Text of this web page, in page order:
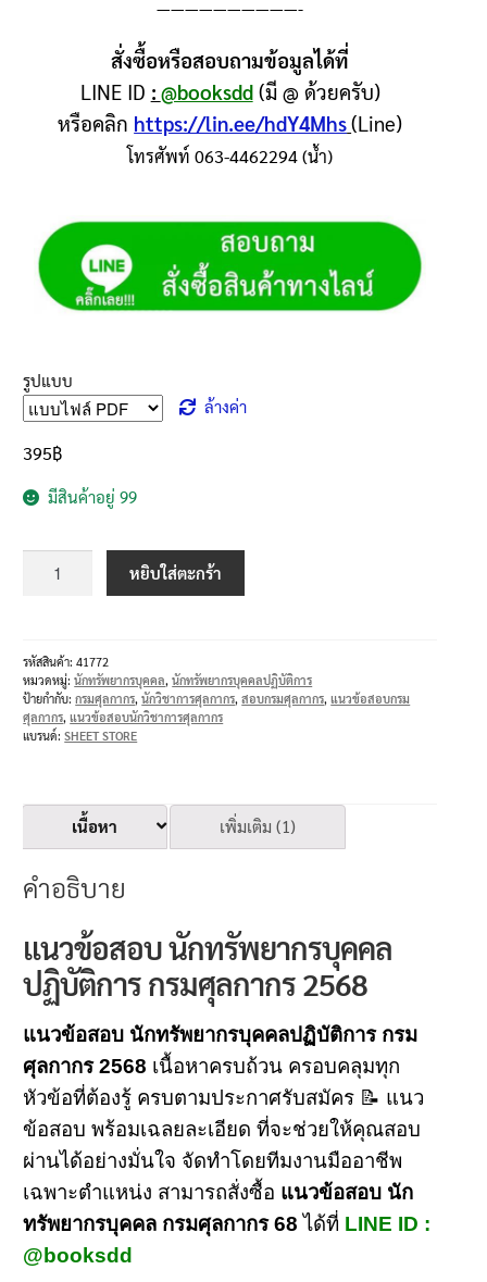
——————————-
สั่งซื้อหรือสอบถามข้อมูลได้ที่
LINE ID : @booksdd(มี @ ด้วยครับ)
หรือคลิก https://lin.ee/hdY4Mhs(Line)
โทรศัพท์ 063-4462294 (น้ำ)
รูปแบบ
ล้างค่า
395฿
มีสินค้าอยู่ 99
หยิบใส่ตะกร้า
รหัสสินค้า:41772
หมวดหมู่:นักทรัพยากรบุคคล,นักทรัพยากรบุคคลปฏิบัติการ
ป้ายกำกับ:กรมศุลกากร,นักวิชาการศุลกากร,สอบกรมศุลกากร,แนวข้อสอบกรม
ศุลกากร,แนวข้อสอบนักวิชาการศุลกากร
แบรนด์:SHEET STORE
เนื้อหา เพิ่มเติม (1)
คำอธิบาย
แนวข้อสอบ นักทรัพยากรบุคคล
ปฏิบัติการ กรมศุลกากร 2568
แนวข้อสอบ นักทรัพยากรบุคคลปฏิบัติการ กรม
ศุลกากร 2568 เนื้อหาครบถ้วน ครอบคลุมทุก
หัวข้อที่ต้องรู้ ครบตามประกาศรับสมัคร 📝 แนว
ข้อสอบ พร้อมเฉลยละเอียด ที่จะช่วยให้คุณสอบ
ผ่านได้อย่างมั่นใจ จัดทำโดยทีมงานมืออาชีพ
เฉพาะตำแหน่ง สามารถสั่งซื้อ แนวข้อสอบ นัก
ทรัพยากรบุคคล กรมศุลกากร 68 ได้ที่ LINE ID :
@booksdd